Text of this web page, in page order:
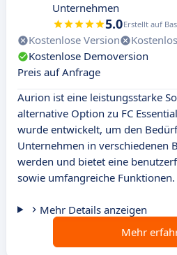
Unternehmen
5.0Erstellt auf
Kostenlose Version
Kostenlose Demoversion
Preis auf Anfrage
Aurion ist eine leistungsstarke
alternative Option zu FC
wurde entwickelt, um den
Unternehmen in verschiedenen
werden und bietet eine
sowie umfangreiche Funktionen.
Mehr Details anzeigen
Mehr